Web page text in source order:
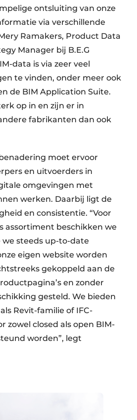
ontsluiting van onze
via verschillende
Ramakers, Product Data
Manager bij B.E.G
data is via zeer veel
te vinden, onder meer ook
de BIM Application Suite.
op in en zijn er in
fabrikanten dan ook
moet ervoor
en uitvoerders in
omgevingen met
werken. Daarbij ligt de
en consistentie. “Voor
assortiment beschikken we
we steeds up-to-date
eigen website worden
gekoppeld aan de
en zonder
gesteld. We bieden
Revit-familie of IFC-
zowel closed als open BIM-
worden”, legt